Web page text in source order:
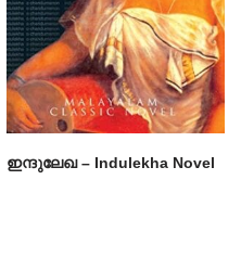
ഇന്ദുലേഖ – Indulekha Novel